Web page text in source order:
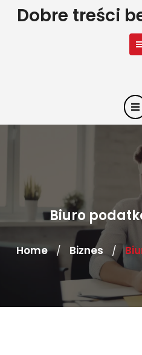
SkipDobre treści
Biuro
Home / Biznes /